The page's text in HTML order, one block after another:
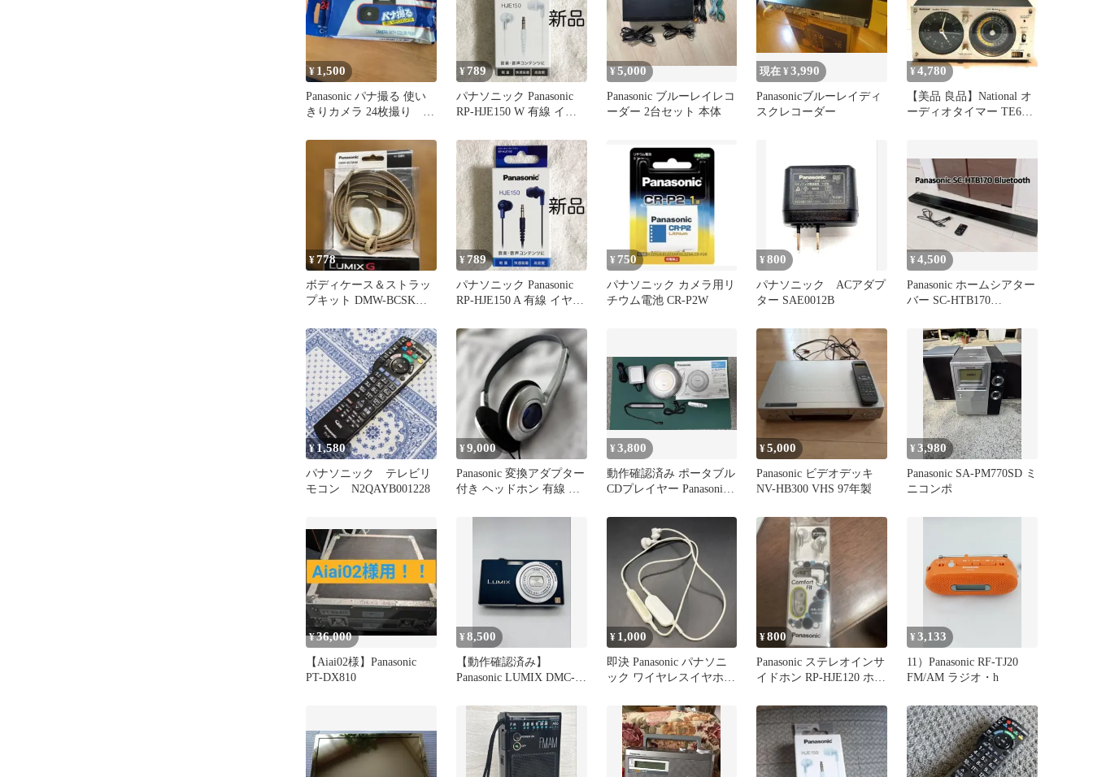
¥ 1,500
Panasonic パナ撮る 使い
きりカメラ 24枚撮り 未
¥789
パナソニック Panasonic
RP-HJE150 W 有線 イヤ
¥5,000
Panasonic ブルーレイレコ
ーダー 2台セット 本体
現在 ¥3,990
Panasonicブルーレイディ
スクレコーダー
¥4,780
【美品 良品】National オ
ーディオタイマー TE61
¥778
ボディケース＆ストラッ
プキット DMW-BCSKM
¥789
パナソニック Panasonic
RP-HJE150 A 有線 イヤホ
¥ 750
パナソニック カメラ用リ
チウム電池 CR-P2W
¥800
パナソニック ACアダプ
ター SAE0012B
¥4,500
Panasonic ホームシアター
バー SC-HTB170
¥1,580
パナソニック テレビリ
モコン N2QAYB001228
¥9,000
Panasonic 変換アダプター
付き ヘッドホン 有線 完
¥3,800
動作確認済み ポータブル
CDプレイヤー Panasonic
¥5,000
Panasonic ビデオデッキ
NV-HB300 VHS 97年製
¥3,980
Panasonic SA-PM770SD ミ
ニコンポ
¥36,000
【Aiai02様】Panasonic
PT-DX810
¥8,500
【動作確認済み】
Panasonic LUMIX DMC-
¥ 1,000
即決 Panasonic パナソニ
ック ワイヤレスイヤホン
¥800
Panasonic ステレオインサ
イドホン RP-HJE120 ホワ
¥3,133
11）Panasonic RF-TJ20
FM/AM ラジオ・h